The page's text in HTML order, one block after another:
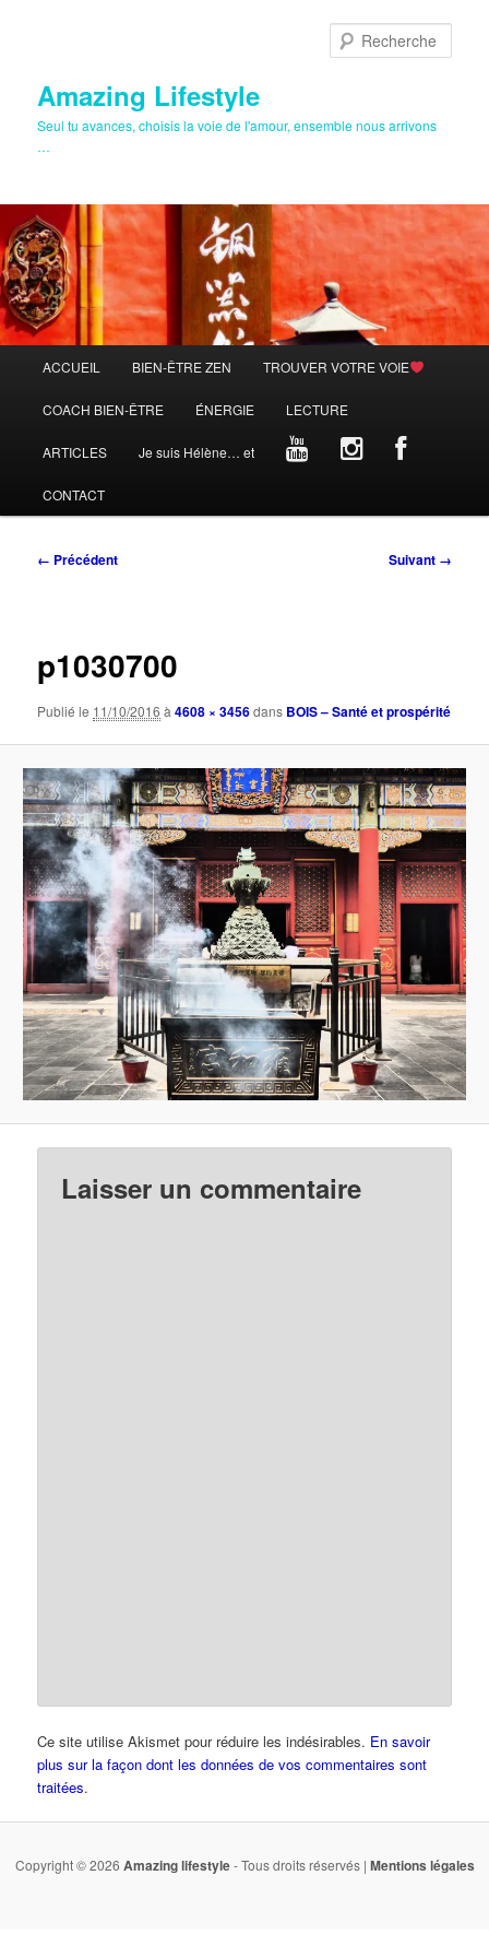
Amazing Lifestyle
Seul tu avances, choisis la voie de l'amour, ensemble nous arrivons
…
principal
ACCUEIL BIEN-ÊTRE ZEN TROUVER VOTRE VOIE
COACH BIEN-ÊTRE ÉNERGIE LECTURE
ARTICLES Je suis Hélène… et
CONTACT
Navigation
← Précédent Suivant →
p1030700
Publié le 11/10/2016 à4608 × 3456dans BOIS – Santé et prospérité
Laisser un commentaire
Ce site utilise Akismet pour réduire les indésirables. En savoir
plus sur la façon dont les données de vos commentaires sont
traitées.
Copyright © 2026 Amazing lifestyle- Tous droits réservés | Mentions légales